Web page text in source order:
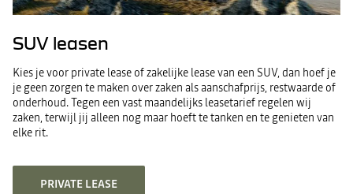
SUV leasen
Kies je voor private lease of zakelijke lease van een SUV, dan hoef je
je geen zorgen te maken over zaken als aanschafprijs, restwaarde of
onderhoud. Tegen een vast maandelijks leasetarief regelen wij
zaken, terwijl jij alleen nog maar hoeft te tanken en te genieten van
elke rit.
PRIVATE LEASE